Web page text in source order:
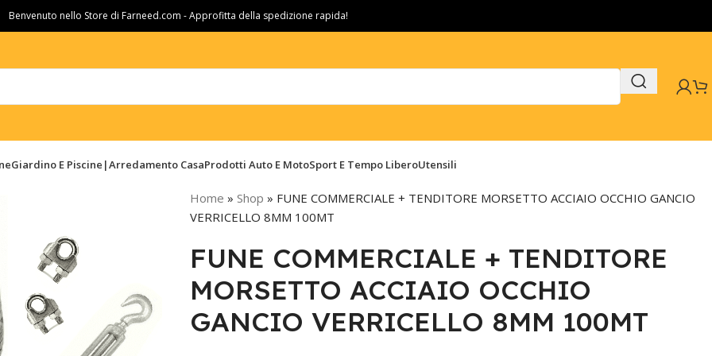
Benvenuto nello Store di Farneed.com - Approfitta della spedizione rapida!
Giardino E Piscine|Arredamento CasaProdotti Auto E MotoSport E Tempo LiberoUtensili
Home » Shop » FUNE COMMERCIALE + TENDITORE MORSETTO ACCIAIO OCCHIO GANCIO
VERRICELLO 8MM 100MT
FUNE COMMERCIALE + TENDITORE
MORSETTO ACCIAIO OCCHIO
GANCIO VERRICELLO 8MM 100MT